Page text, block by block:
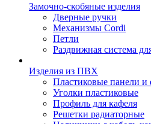
Замочно-скобяные изделия
Дверные ручки
Механизмы Cordi
Петли
Раздвижная система
Изделия из ПВХ
Пластиковые панели и
Уголки пластиковые
Профиль для кафеля
Решетки радиаторные